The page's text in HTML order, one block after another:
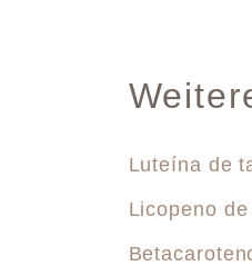
Luteína de
Licopeno